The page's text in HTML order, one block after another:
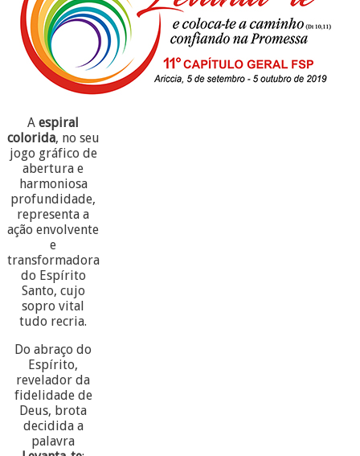
Aespiral
colorida, no seu
jogo gráfico de
abertura e
harmoniosa
profundidade,
representa a
ação envolvente
e
transformadora
do Espírito
Santo, cujo
sopro vital
tudo recria.
Do abraço do
Espírito,
revelador da
fidelidade de
Deus, brota
decidida a
palavra